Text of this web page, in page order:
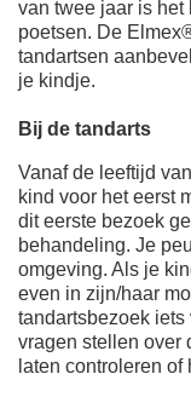
van twee jaar is het
poetsen. De
tandartsen
je kindje.
Bij de tandarts
Vanaf de leeftijd
kind voor het eerst
dit eerste bezoek
behandeling. Je
omgeving. Als je
even in zijn/haar
tandartsbezoek
vragen stellen over
laten controleren